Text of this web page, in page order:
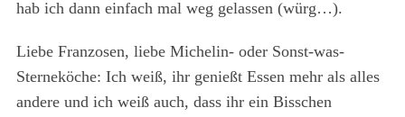
hab ich dann einfach mal weg gelassen (würg…).
Liebe Franzosen, liebe Michelin- oder Sonst-was-
Sterneköche: Ich weiß, ihr genießt Essen mehr als alles
andere und ich weiß auch, dass ihr ein Bisschen